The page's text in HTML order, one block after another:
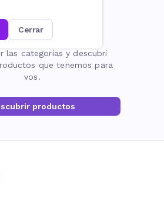
cerrar
no existe
las categorías y descubrí
que tenemos para
vos.
productos